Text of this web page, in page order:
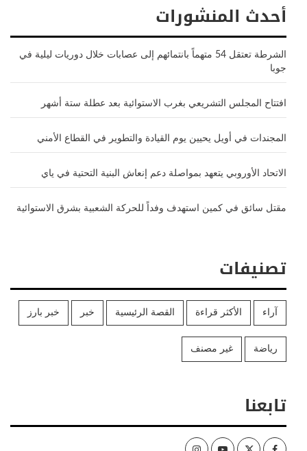
أحدث المنشورات
الشرطة تعتقل 54 متهماً بانتمائهم إلى عصابات خلال دوريات ليلية في
جوبا
افتتاح المجلس التشريعي بغرب الاستوائية بعد عطلة ستة أشهر
المجندات في أويل يحيين يوم القيادة والتطوير في القطاع الأمني
الاتحاد الأوروبي يتعهد بمواصلة دعم إنعاش البنية التحتية في ياي
مقتل سائق في كمين استهدف وفداً للحركة الشعبية بشرق الاستوائية
تصنيفات
آراء الأكثر قراءة القصة الرئيسية خبر خبر بارز
رياضة غير مصنف
تابعنا
Facebook
Twitter
Youtube
Instagram